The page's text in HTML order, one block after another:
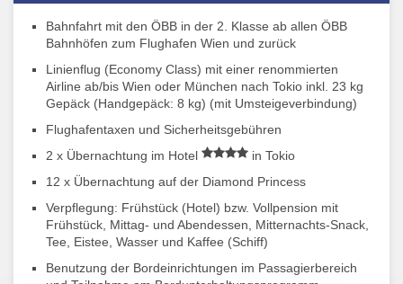
Bahnfahrt mit den ÖBB in der 2. Klasse ab allen ÖBB
Bahnhöfen zum Flughafen Wien und zurück
Linienflug (Economy Class) mit einer renommierten
Airline ab/bis Wien oder München nach Tokio inkl. 23 kg
Gepäck (Handgepäck: 8 kg) (mit Umsteigeverbindung)
Flughafentaxen und Sicherheitsgebühren
2 x Übernachtung im Hotel
in Tokio
12 x Übernachtung auf der Diamond Princess
Verpflegung: Frühstück (Hotel) bzw. Vollpension mit
Frühstück, Mittag- und Abendessen, Mitternachts-Snack,
Tee, Eistee, Wasser und Kaffee (Schiff)
Benutzung der Bordeinrichtungen im Passagierbereich